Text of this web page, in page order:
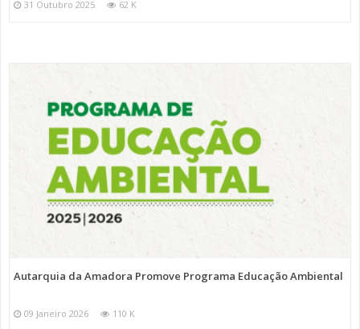
31 Outubro 2025 62 K
Autarquia da Amadora Promove Programa Educação Ambiental
09 Janeiro 2026 110 K